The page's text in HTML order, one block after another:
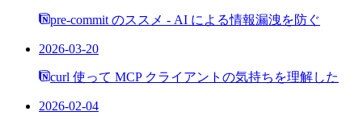
pre-commit のススメ - AI による情報漏洩を防ぐ
2026-03-20
curl 使って MCP クライアントの気持ちを理解した
2026-02-04